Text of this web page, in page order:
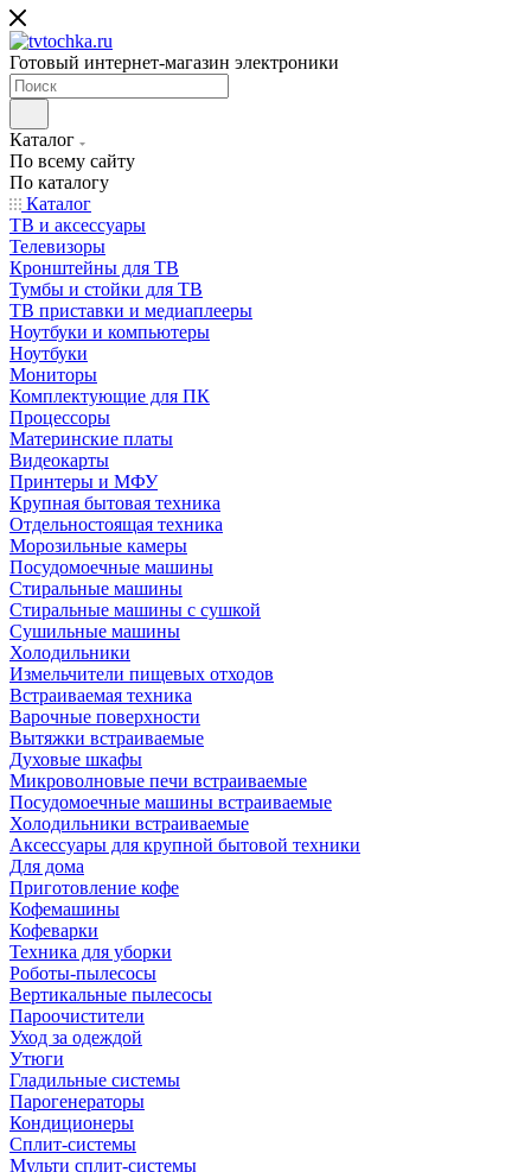
Готовый интернет-магазин электроники
Каталог
По всему сайту
По каталогу
Каталог
ТВ и аксессуары
Телевизоры
Кронштейны для ТВ
Тумбы и стойки для ТВ
ТВ приставки и медиаплееры
Ноутбуки и компьютеры
Ноутбуки
Мониторы
Комплектующие для ПК
Процессоры
Материнские платы
Видеокарты
Принтеры и МФУ
Крупная бытовая техника
Отдельностоящая техника
Морозильные камеры
Посудомоечные машины
Стиральные машины
Стиральные машины с сушкой
Сушильные машины
Холодильники
Измельчители пищевых отходов
Встраиваемая техника
Варочные поверхности
Вытяжки встраиваемые
Духовые шкафы
Микроволновые печи встраиваемые
Посудомоечные машины встраиваемые
Холодильники встраиваемые
Аксессуары для крупной бытовой техники
Для дома
Приготовление кофе
Кофемашины
Кофеварки
Техника для уборки
Роботы-пылесосы
Вертикальные пылесосы
Пароочистители
Уход за одеждой
Утюги
Гладильные системы
Парогенераторы
Кондиционеры
Сплит-системы
Мульти сплит-системы